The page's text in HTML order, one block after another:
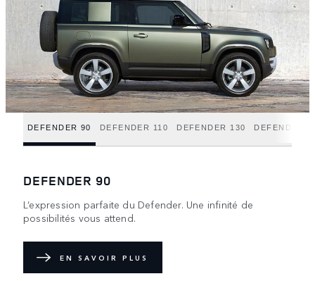
DEFENDER 90 DEFENDER 110 DEFENDER 130 DEFENDER
DEFENDER 90
L’expression parfaite du Defender. Une infinité de
possibilités vous attend.
EN SAVOIR PLUS